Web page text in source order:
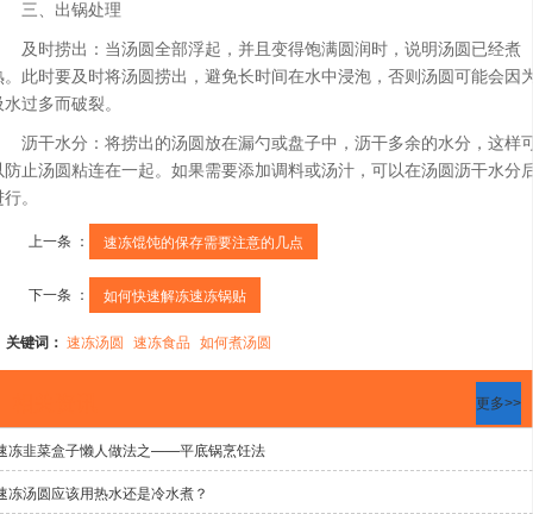
三、出锅处理
及时捞出：当汤圆全部浮起，并且变得饱满圆润时，说明汤圆已经煮
。此时要及时将汤圆捞出，避免长时间在水中浸泡，否则汤圆可能会因
水过多而破裂。
沥干水分：将捞出的汤圆放在漏勺或盘子中，沥干多余的水分，这样
防止汤圆粘连在一起。如果需要添加调料或汤汁，可以在汤圆沥干水分
。
上一条 ： 速冻馄饨的保存需要注意的几点
下一条 ： 如何快速解冻速冻锅贴
关键词： 速冻汤圆 速冻食品 如何煮汤圆
更多>>
冻韭菜盒子懒人做法之——平底锅烹饪法
冻汤圆应该用热水还是冷水煮？